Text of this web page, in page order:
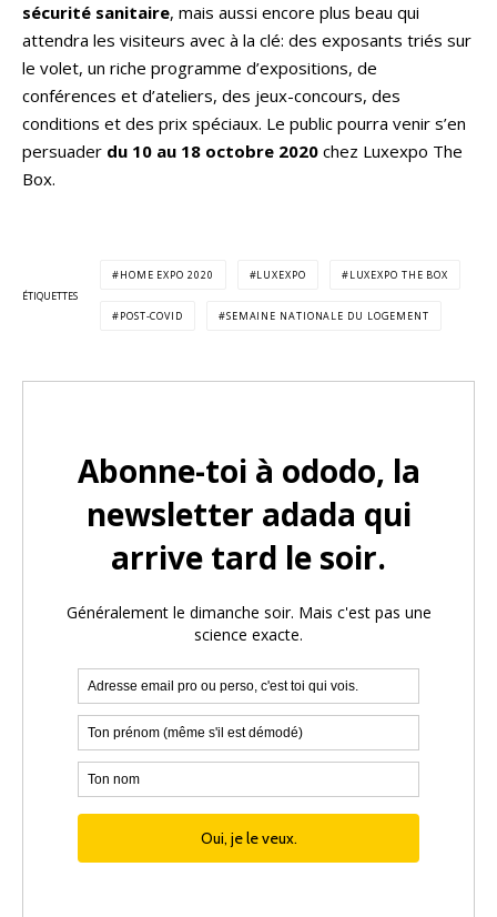
sécurité sanitaire, mais aussi encore plus beau qui
attendra les visiteurs avec à la clé: des exposants triés sur
le volet, un riche programme d’expositions, de
conférences et d’ateliers, des jeux-concours, des
conditions et des prix spéciaux. Le public pourra venir s’en
persuader du 10 au 18 octobre 2020 chez Luxexpo The
Box.
ÉTIQUETTES
HOME EXPO 2020 LUXEXPO LUXEXPO THE BOX
POST-COVID SEMAINE NATIONALE DU LOGEMENT